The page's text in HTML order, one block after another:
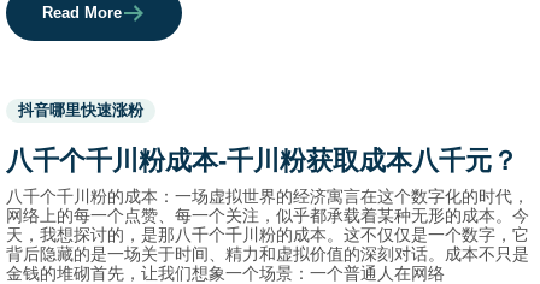
Read More
Used
before
category
names.
抖音哪里快速涨粉
八千个千川粉成本-千川粉获取成本八千元？
八千个千川粉的成本：一场虚拟世界的经济寓言在这个数字化的时代，
网络上的每一个点赞、每一个关注，似乎都承载着某种无形的成本。今
天，我想探讨的，是那八千个千川粉的成本。这不仅仅是一个数字，它
背后隐藏的是一场关于时间、精力和虚拟价值的深刻对话。成本不只是
金钱的堆砌首先，让我们想象一个场景：一个普通人在网络